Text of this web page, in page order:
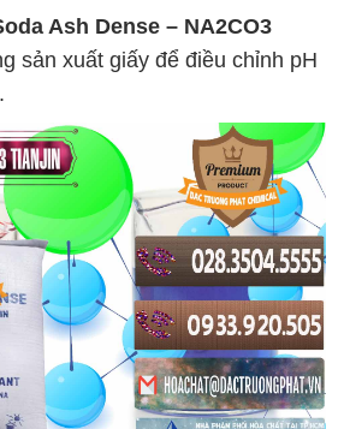
Ash Dense – NA2CO3
sản xuất giấy để điều chỉnh pH